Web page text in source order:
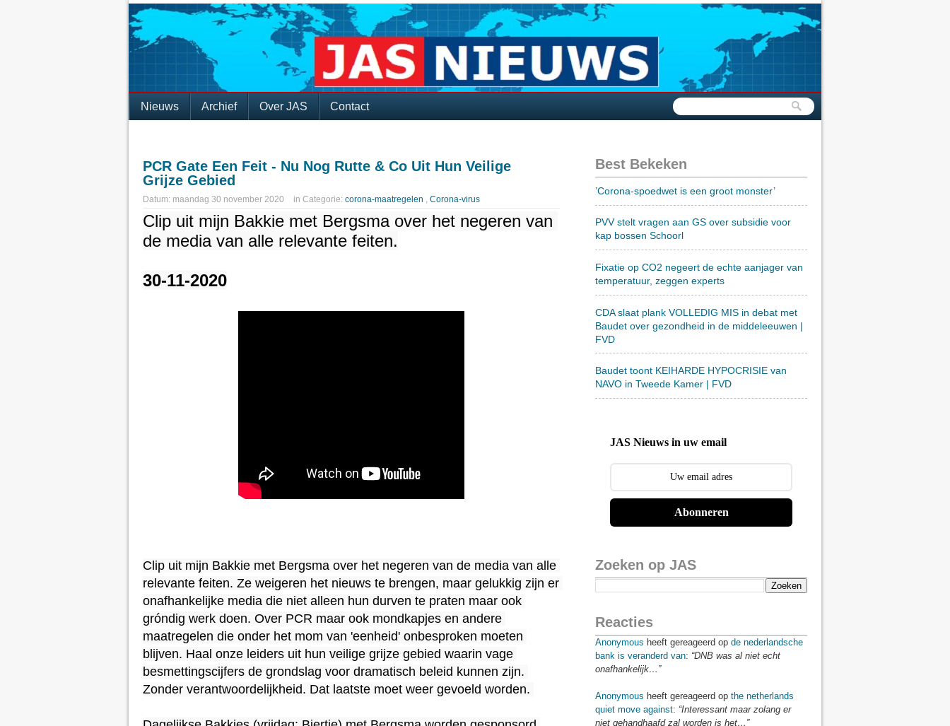
Nieuws Archief Over JAS Contact
PCR Gate Een Feit - Nu Nog Rutte & Co Uit Hun Veilige
Grijze Gebied
Datum: maandag 30 november 2020 in Categorie: corona-maatregelen , Corona-virus
Clip uit mijn Bakkie met Bergsma over het negeren van
de media van alle relevante feiten.
30-11-2020
Clip uit mijn Bakkie met Bergsma over het negeren van de media van alle
relevante feiten. Ze weigeren het nieuws te brengen, maar gelukkig zijn er
onafhankelijke media die niet alleen hun durven te praten maar ook
gróndig werk doen. Over PCR maar ook mondkapjes en andere
maatregelen die onder het mom van 'eenheid' onbesproken moeten
blijven. Haal onze leiders uit hun veilige grijze gebied waarin vage
besmettingscijfers de grondslag voor dramatisch beleid kunnen zijn.
Zonder verantwoordelijkheid. Dat laatste moet weer gevoeld worden.
Best Bekeken
’Corona-spoedwet is een groot monster’
PVV stelt vragen aan GS over subsidie voor
kap bossen Schoorl
Fixatie op CO2 negeert de echte aanjager van
temperatuur, zeggen experts
CDA slaat plank VOLLEDIG MIS in debat met
Baudet over gezondheid in de middeleeuwen |
FVD
Baudet toont KEIHARDE HYPOCRISIE van
NAVO in Tweede Kamer | FVD
JAS Nieuws in uw email
Abonneren
Zoeken op JAS
Reacties
Anonymous heeft gereageerd op de nederlandsche
bank is veranderd van: “DNB was al niet echt
onafhankelijk…”
Anonymous heeft gereageerd op the netherlands
quiet move against: “Interessant maar zolang er
niet gehandhaafd zal worden is het…”